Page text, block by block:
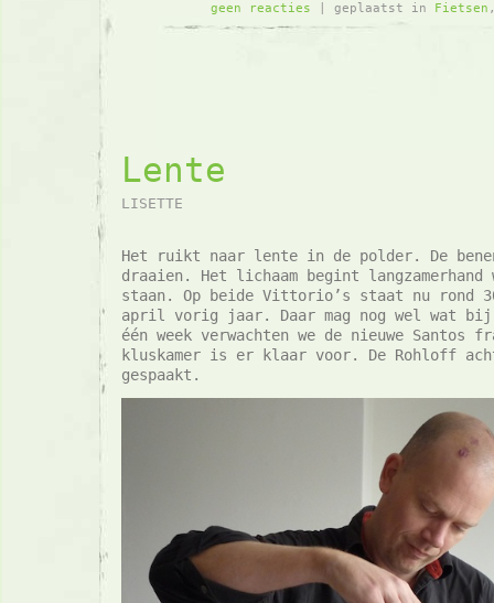
geen reacties | geplaatst in Fietsen
Lente
LISETTE
Het ruikt naar lente in de polder. De
draaien. Het lichaam begint
staan. Op beide Vittorio’s staat nu rond
april vorig jaar. Daar mag nog wel wat bij
één week verwachten we de nieuwe Santos
kluskamer is er klaar voor. De Rohloff
gespaakt.